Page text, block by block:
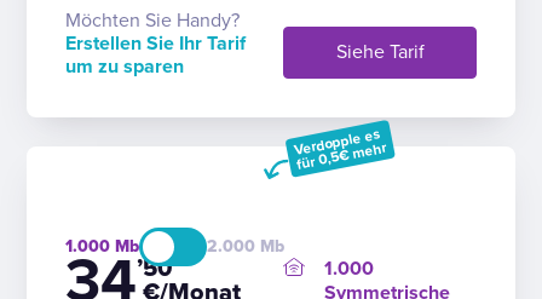
Siehe Tarif
Möchten Sie Handy?
Erstellen Sie Ihr Tarif
um zu sparen
1.000 2.000
Verdopple es
für 0,5€ mehr
34’50
€/Monat
1.000
Symmetrische